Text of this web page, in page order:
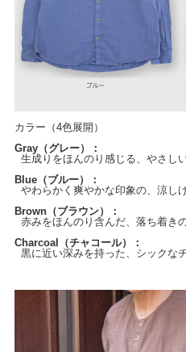
カラー（4色展開）
Gray（グレー）：
生成りをほんのり感じる、やさし
Blue（ブルー）：
やわらかく爽やかな印象の、涼し
Brown（ブラウン）：
赤みをほんのり含んだ、落ち着き
Charcoal（チャコール）：
黒に近い深みを持った、シックな